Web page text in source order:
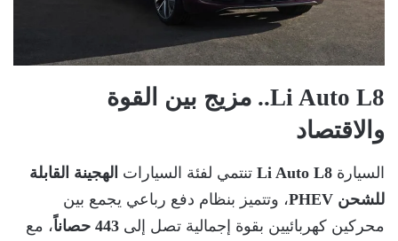
Li Auto L8.. مزيج بين القوة
والاقتصاد
السيارة Li Auto L8 تنتمي لفئة السيارات الهجينة القابلة
للشحن PHEV
، وتتميز بنظام دفع رباعي يجمع بين
محركين كهربائيين بقوة إجمالية تصل إلى 443 حصاناً
، مع